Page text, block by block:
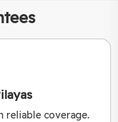
reliable coverage.